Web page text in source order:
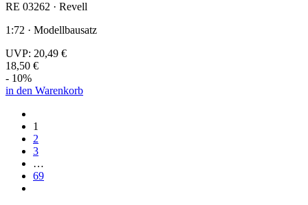
RE 03262 · Revell
1:72 · Modellbausatz
UVP: 20,49 €
18,50 €
- 10%
in den Warenkorb
1
2
3
…
69